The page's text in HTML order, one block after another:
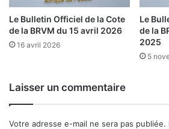
a
c
e
m
p
l
O
n
Le Bulletin Officiel de la Cote
de la BRVM du 15 avril 2026
16 avril 2026
Le
de la
2025
5
Laisser un commentaire
Votre adresse e-mail ne sera pas publiée.